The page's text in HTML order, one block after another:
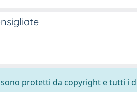
protetti da copyright e tutti i